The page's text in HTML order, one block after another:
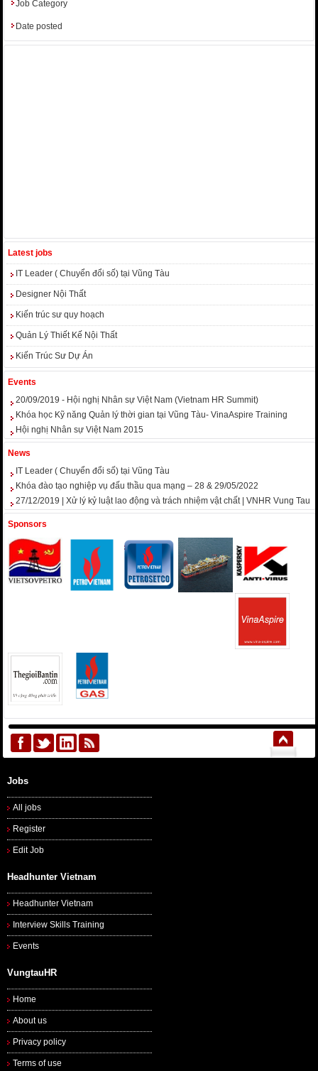
Job Category
Date posted
Latest jobs
IT Leader ( Chuyển đổi số) tại Vũng Tàu
Designer Nội Thất
Kiến trúc sư quy hoạch
Quản Lý Thiết Kế Nội Thất
Kiến Trúc Sư Dự Án
Events
20/09/2019 - Hội nghị Nhân sự Việt Nam (Vietnam HR Summit)
Khóa học Kỹ năng Quản lý thời gian tại Vũng Tàu- VinaAspire Training
Hội nghị Nhân sự Việt Nam 2015
News
IT Leader ( Chuyển đổi số) tại Vũng Tàu
Khóa đào tạo nghiệp vụ đấu thầu qua mạng – 28 & 29/05/2022
27/12/2019 | Xử lý kỷ luật lao động và trách nhiệm vật chất | VNHR Vung Tau
Sponsors
Jobs
All jobs
Register
Edit Job
Headhunter Vietnam
Headhunter Vietnam
Interview Skills Training
Events
VungtauHR
Home
About us
Privacy policy
Terms of use